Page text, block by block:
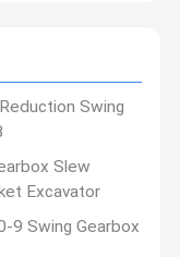
Swing
Slew
Excavator
9 Swing Gearbox